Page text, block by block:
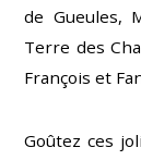
de Gueules,
Terre des
François et
Goûtez ces